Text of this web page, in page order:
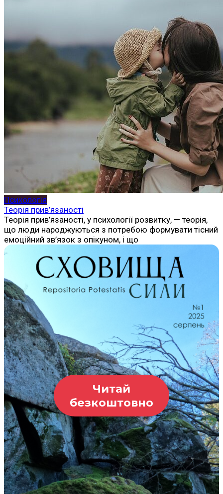
Психологія
Теорія прив’язаності
Теорія прив’язаності, у психології розвитку, — теорія,
що люди народжуються з потребою формувати тісний
емоційний зв’язок з опікуном, і що
Читай
безкоштовно